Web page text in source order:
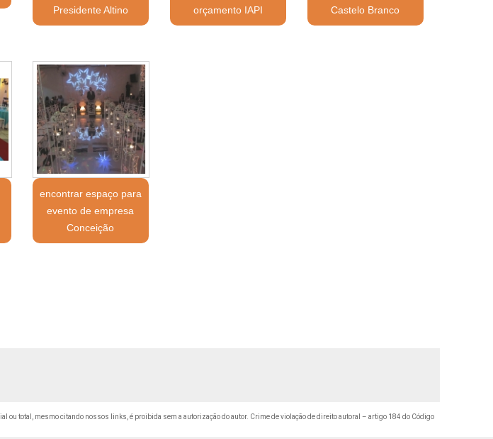
Presidente Altino
orçamento IAPI
Castelo Branco
encontrar espaço para
evento de empresa
Conceição
ou total, mesmo citando nossos links, é proibida sem a autorização do autor. Crime de violação de direito autoral – artigo 184 do Código